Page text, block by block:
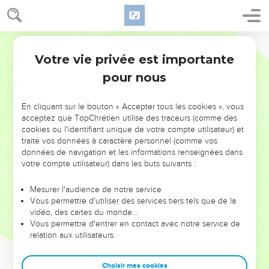
NE MANQUEZ PAS L’ÉVÉNEMENT
DE L’ANNÉE !
ET SI LEURS ERREURS POUVAIENT VOUS ÉVITER LES
VOTRES ?
leur foi ou leur vision. Mais on voit moins les doutes, les erreurs
et les saisons difficiles qu'ils ont traversés, alors même que ce
sont elles qui les ont façonnés.
Dans cette conférence, leaders, entrepreneurs, et responsables
clés pour avancer avec plus de sagesse afin que leurs erreurs
Votre vie privée est importante
pour nous
En cliquant sur le bouton « Accepter tous les cookies », vous
acceptez que TopChrétien utilise des traceurs (comme des
cookies ou l'identifiant unique de votre compte utilisateur) et
traite vos données à caractère personnel (comme vos
données de navigation et les informations renseignées dans
votre compte utilisateur) dans les buts suivants :
Mesurer l'audience de notre service
Vous permettre d'utiliser des services tiers tels que de la
vidéo, des cartes du monde…
Vous permettre d'entrer en contact avec notre service de
relation aux utilisateurs.
Choisir mes cookies